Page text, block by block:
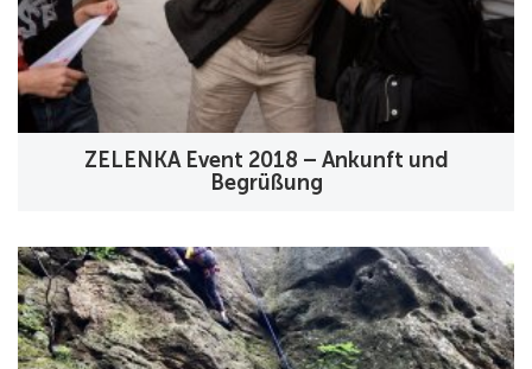
ZELENKA Event 2018 – Ankunft und
Begrüßung